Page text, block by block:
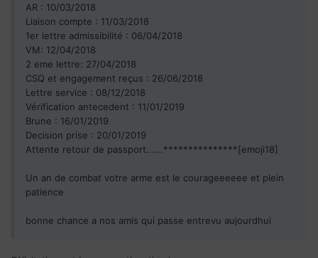
AR : 10/03/2018
Liaison compte : 11/03/2018
1er lettre admissibilité : 06/04/2018
VM: 12/04/2018
2 eme lettre: 27/04/2018
CSQ et engagement reçus : 26/06/2018
Lettre service : 08/12/2018
Vérification antecedent : 11/01/2019
Brune : 16/01/2019
Decision prise : 20/01/2019
Attente retour de passport......***************[emoji18]
Un an de combat votre arme est le courageeeeee et plein
patience
bonne chance a nos amis qui passe entrevu aujourdhui